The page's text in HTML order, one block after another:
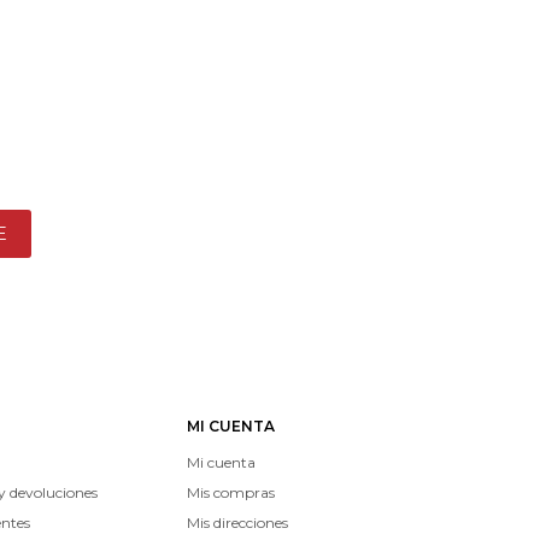
devoluciones
MI CUENTA
Mi cuenta
Mis compras
Mis direcciones